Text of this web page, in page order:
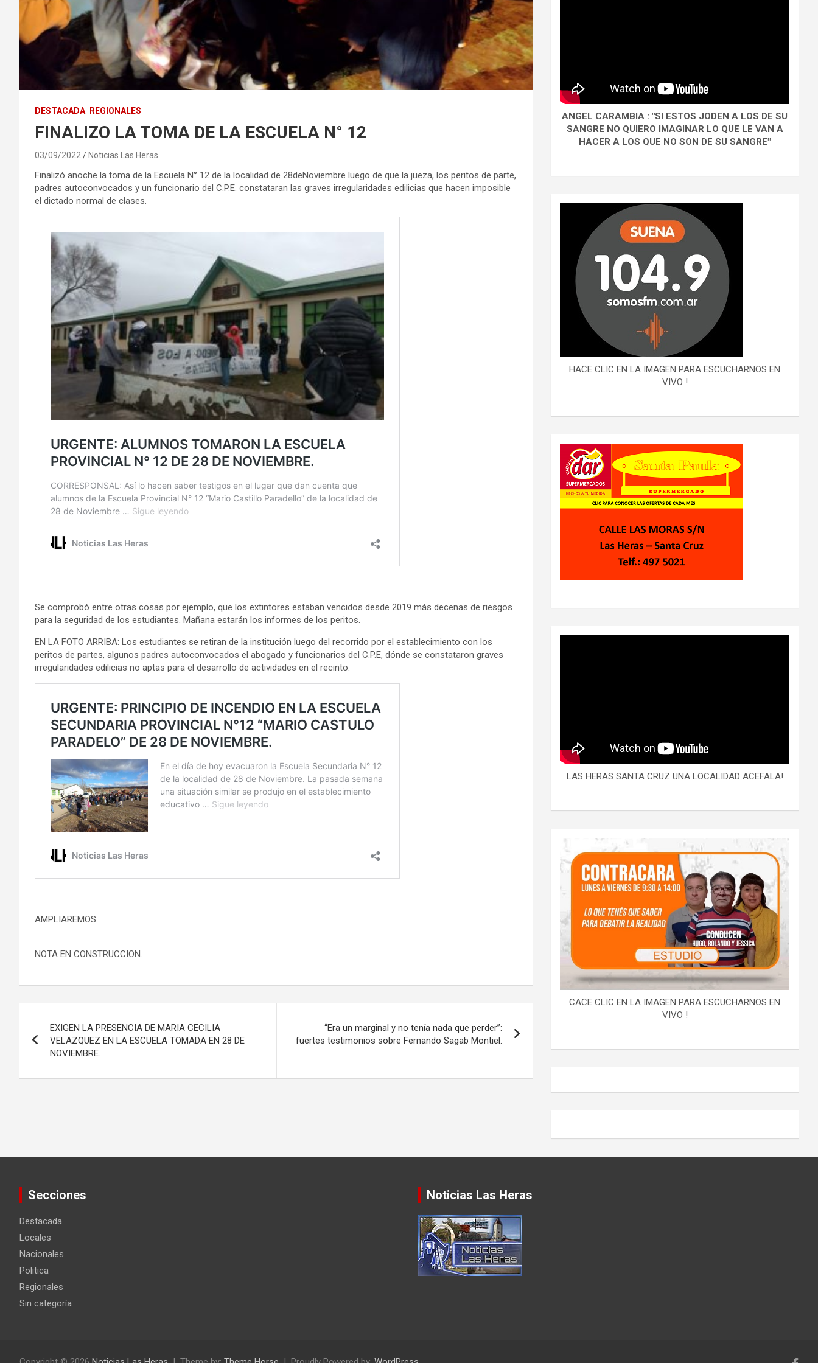
DESTACADA REGIONALES
FINALIZO LA TOMA DE LA ESCUELA N° 12
03/09/2022 Noticias Las Heras
Finalizó anoche la toma de la Escuela N° 12 de la localidad de 28deNoviembre luego de que la jueza, los peritos de parte,
padres autoconvocados y un funcionario del C.P.E. constataran las graves irregularidades edilicias que hacen imposible
el dictado normal de clases.
Se comprobó entre otras cosas por ejemplo, que los extintores estaban vencidos desde 2019 más decenas de riesgos
para la seguridad de los estudiantes. Mañana estarán los informes de los peritos.
EN LA FOTO ARRIBA: Los estudiantes se retiran de la institución luego del recorrido por el establecimiento con los
peritos de partes, algunos padres autoconvocados el abogado y funcionarios del C.P.E, dónde se constataron graves
irregularidades edilicias no aptas para el desarrollo de actividades en el recinto.
AMPLIAREMOS.
NOTA EN CONSTRUCCION.
de
EXIGEN LA PRESENCIA DE MARIA CECILIA
VELAZQUEZ EN LA ESCUELA TOMADA EN 28 DE
NOVIEMBRE.
“Era un marginal y no tenía nada que perder”:
fuertes testimonios sobre Fernando Sagab Montiel.
ANGEL CARAMBIA : "SI ESTOS JODEN A LOS DE SU
SANGRE NO QUIERO IMAGINAR LO QUE LE VAN A
HACER A LOS QUE NO SON DE SU SANGRE"
HACE CLIC EN LA IMAGEN PARA ESCUCHARNOS EN
VIVO !
LAS HERAS SANTA CRUZ UNA LOCALIDAD ACEFALA!
CACE CLIC EN LA IMAGEN PARA ESCUCHARNOS EN
VIVO !
Secciones
Destacada
Locales
Nacionales
Politica
Regionales
Sin categoría
Noticias Las Heras